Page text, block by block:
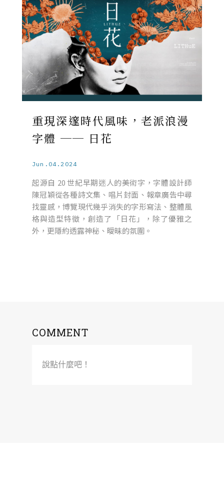
重現深邃時代風味，老派浪漫
字體 ── 日花
Jun.04.2024
起源自 20 世紀早期迷人的美術字，字體設計師
陳冠穎從各種詩文集、唱片封面、報章廣告中尋
找靈感，博覽現代幾乎消失的字形寫法、整體風
格與造型特徵，創造了「日花」，除了優雅之
外，更隱約透露神秘、曖昧的氛圍。
COMMENT
說點什麼吧！